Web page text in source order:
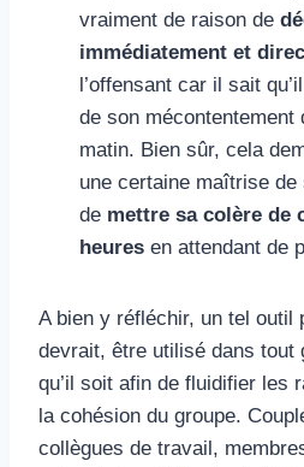
vraiment de raison de
immédiatement et
l’offensant car il sait
de son mécontentement
matin. Bien sûr, cela
une certaine maîtrise
de mettre sa colère de
heures en attendant de
A bien y réfléchir, un tel outil
devrait, être utilisé dans tout
qu’il soit afin de fluidifier les
la cohésion du groupe.
collègues de travail,